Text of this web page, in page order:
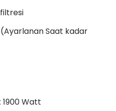
(Ayarlanan Saat kadar
Watt